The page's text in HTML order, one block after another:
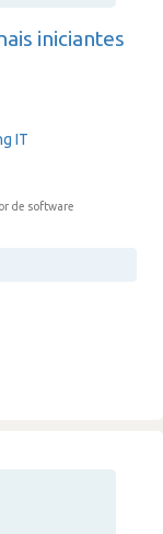
iniciantes
IT
de software